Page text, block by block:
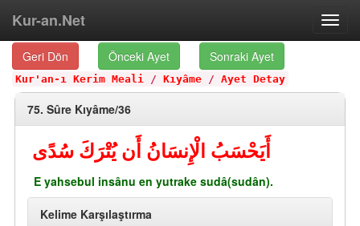
Kur-an.Net
Geri Dön Önceki Ayet Sonraki Ayet
Kur'an-ı Kerim Meali / Kıyâme / Ayet Detay
75. Sûre Kıyâme/36
أَيَحْسَبُ الْإِنسَانُ أَن يُتْرَكَ سُدًى
E yahsebul insânu en yutrake sudâ(sudân).
Kelime Karşılaştırma